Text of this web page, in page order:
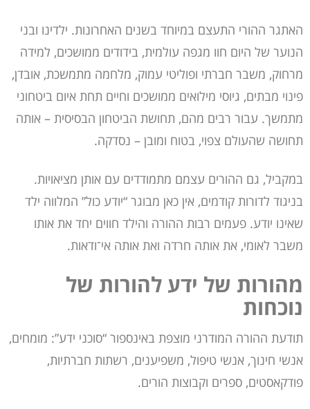
האתגר ההורי התעצם במיוחד בשנים האחרונות. ילדינו ובני
הנוער של היום חוו מגפה עולמית, בידודים ממושכים, למידה
מרחוק, משבר חברתי ופוליטי עמוק, מלחמה מתמשכת, אובדן,
פינוי מבתים, גיוסי מילואים ממושכים וחיים תחת איום ביטחוני
מתמשך. עבור רבים מהם, תחושת הביטחון הבסיסית – אותה
תחושה שהעולם צפוי, בטוח ומובן – נסדקה.
במקביל, גם ההורים עצמם מתמודדים עם אותן מציאויות.
בניגוד לדורות קודמים, אין כאן מבוגר “יודע כול” המלווה ילד
שאינו יודע. פעמים רבות ההורה והילד חווים יחד את אותו
משבר לאומי, את אותה חרדה ואת אותה אי־ודאות.
מהורות של ידע להורות של
נוכחות
תודעת ההורה המודרני מוצפת באינספור “סוכני ידע”: מומחים,
אנשי חינוך, אנשי טיפול, משפיענים, רשתות חברתיות,
פודקאסטים, ספרים וקבוצות הורים.